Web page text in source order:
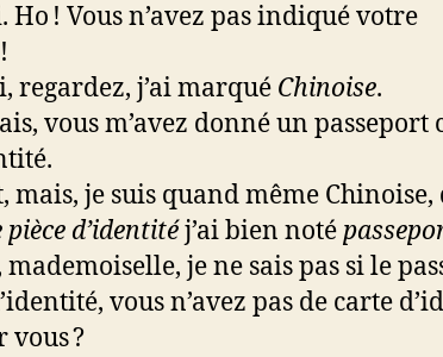
Ho ! Vous n’avez pas indiqué votre
regardez, j’ai marqué Chinoise.
vous m’avez donné un passeport
mais, je suis quand même Chinoise,
pièce d’identitéj’ai bien noté
mademoiselle, je ne sais pas si le
vous n’avez pas de carte
vous ?